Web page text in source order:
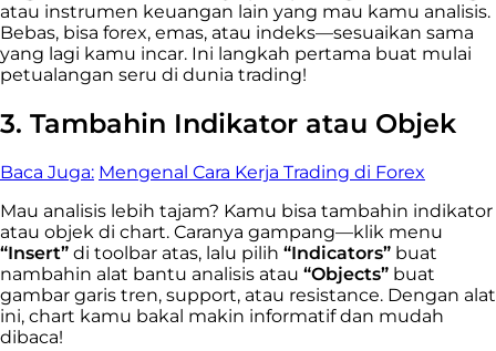
atau instrumen keuangan lain yang mau kamu analisis.
Bebas, bisa forex, emas, atau indeks—sesuaikan sama
yang lagi kamu incar. Ini langkah pertama buat mulai
petualangan seru di dunia trading!
3. Tambahin Indikator atau Objek
Baca Juga: Mengenal Cara Kerja Trading di Forex
Mau analisis lebih tajam? Kamu bisa tambahin indikator
atau objek di chart. Caranya gampang—klik menu
“Insert” di toolbar atas, lalu pilih “Indicators” buat
nambahin alat bantu analisis atau “Objects” buat
gambar garis tren, support, atau resistance. Dengan alat
ini, chart kamu bakal makin informatif dan mudah
dibaca!